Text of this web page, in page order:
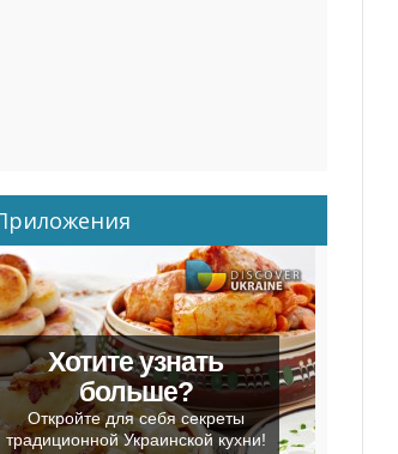
Хотите узнать
больше?
Откройте для себя секреты
традиционной Украинской кухни!